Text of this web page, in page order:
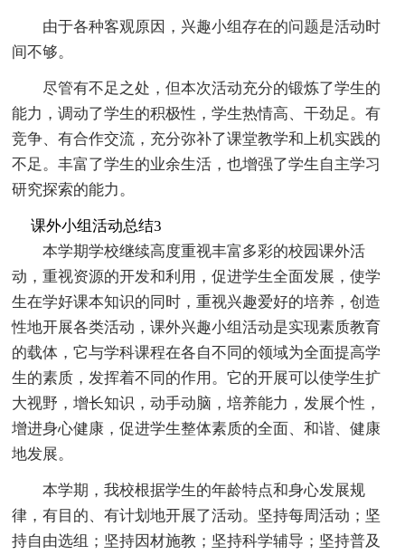
由于各种客观原因，兴趣小组存在的问题是活动时
间不够。
尽管有不足之处，但本次活动充分的锻炼了学生的
能力，调动了学生的积极性，学生热情高、干劲足。有
竞争、有合作交流，充分弥补了课堂教学和上机实践的
不足。丰富了学生的业余生活，也增强了学生自主学习
研究探索的能力。
课外小组活动总结3
本学期学校继续高度重视丰富多彩的校园课外活
动，重视资源的开发和利用，促进学生全面发展，使学
生在学好课本知识的同时，重视兴趣爱好的培养，创造
性地开展各类活动，课外兴趣小组活动是实现素质教育
的载体，它与学科课程在各自不同的领域为全面提高学
生的素质，发挥着不同的作用。它的开展可以使学生扩
大视野，增长知识，动手动脑，培养能力，发展个性，
增进身心健康，促进学生整体素质的全面、和谐、健康
地发展。
本学期，我校根据学生的年龄特点和身心发展规
律，有目的、有计划地开展了活动。坚持每周活动；坚
持自由选组；坚持因材施教；坚持科学辅导；坚持普及